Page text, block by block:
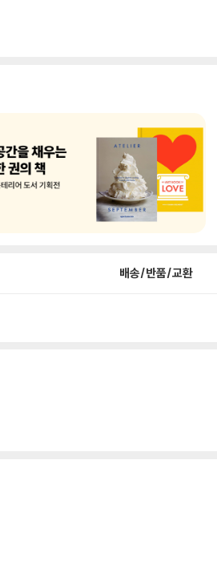
배송/반품/교환